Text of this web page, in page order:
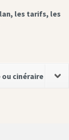
les tarifs, les
cinéraire